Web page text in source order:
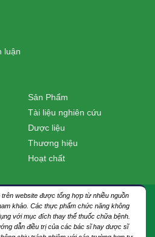
luận
Sản Phẩm
Tài liệu nghiên cứu
Dược liệu
Thương hiệu
Hoạt chất
website được tổng hợp từ nhiều nguồn
khảo. Các thực phẩm chức năng không
với mục đích thay thế thuốc chữa bệnh.
dẫn điều trị của các bác sĩ hay dược sĩ